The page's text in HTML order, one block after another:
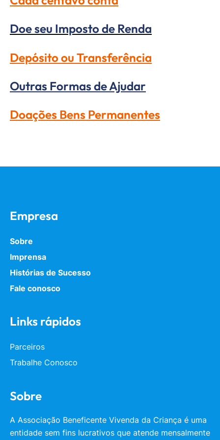
Doe seu Imposto de Renda
Depósito ou Transferência
Outras Formas de Ajudar
Doações Bens Permanentes
Empresa
Sobre
Imprensa
Histórias de Sucesso
Fale conosco
Links rápidos
Parceiros
Trabalhe Conosco
Sobre
A Associação Beneficente Vivenda da Criança é uma
entidade sem fins lucrativos que atende mensalmente